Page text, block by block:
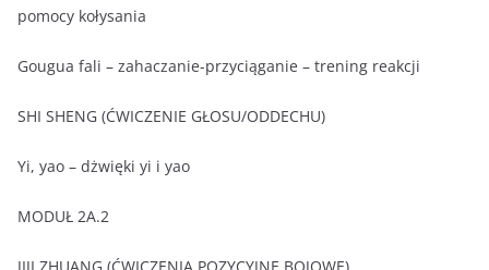
pomocy kołysania
Gougua fali – zahaczanie-przyciąganie – trening reakcji
SHI SHENG (ĆWICZENIE GŁOSU/ODDECHU)
Yi, yao – dżwięki yi i yao
MODUŁ 2A.2
JIJI ZHUANG (ĆWICZENIA POZYCYJNE BOJOWE)